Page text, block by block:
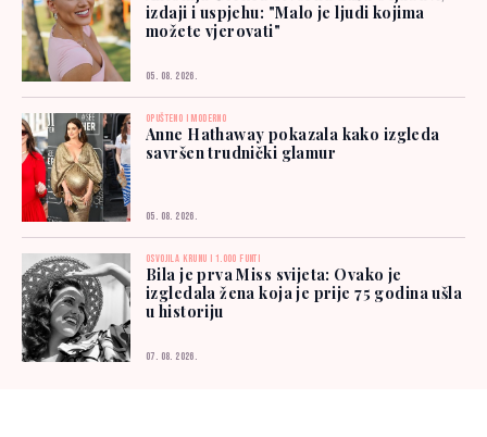
izdaji i uspjehu: "Malo je ljudi kojima
možete vjerovati"
05. 08. 2026.
OPUŠTENO I MODERNO
Anne Hathaway pokazala kako izgleda
savršen trudnički glamur
05. 08. 2026.
OSVOJILA KRUNU I 1.000 FUNTI
Bila je prva Miss svijeta: Ovako je
izgledala žena koja je prije 75 godina ušla
u historiju
07. 08. 2026.